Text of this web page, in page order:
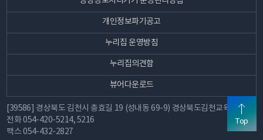
개인정보파기공고
누리집 운영방침
누리집의견함
뷰어다운로드
[39586] 경상북도 김천시 충효길 19 (성내동 69-9) 경상북도김천교육지원청
전화054-420-5214, 5216
팩스054-432-2827
Top